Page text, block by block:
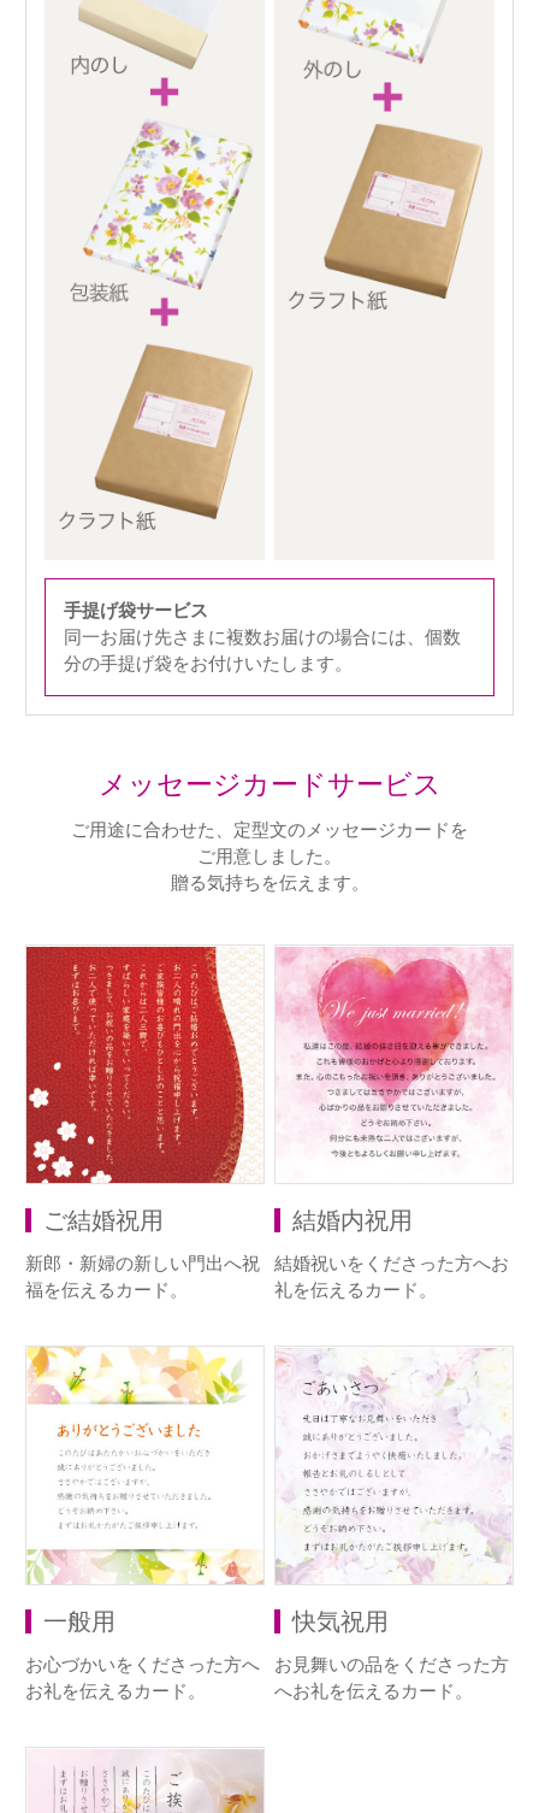
手提げ袋サービス
同一お届け先さまに複数お届けの場合には、個数
分の手提げ袋をお付けいたします。
メッセージカードサービス
ご用途に合わせた、定型文のメッセージカードを
ご用意しました。
贈る気持ちを伝えます。
ご結婚祝用
新郎・新婦の新しい門出へ祝
福を伝えるカード。
結婚内祝用
結婚祝いをくださった方へお
礼を伝えるカード。
一般用
お心づかいをくださった方へ
お礼を伝えるカード。
快気祝用
お見舞いの品をくださった方
へお礼を伝えるカード。